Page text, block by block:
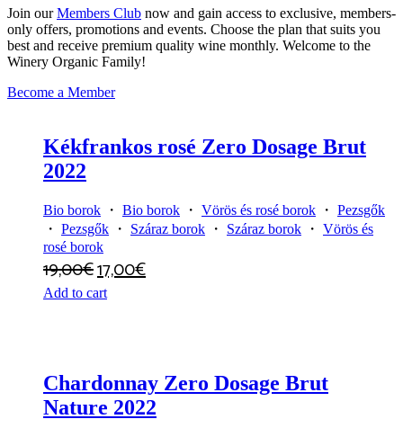
Join ourMembers Club now and gain access to exclusive, members-
only offers, promotions and events. Choose the plan that suits you
best and receive premium quality wine monthly. Welcome to the
Winery Organic Family!
Become a Member
Kékfrankos rosé Zero Dosage Brut
2022
Bio borok ・ Bio borok ・ Vörös és rosé borok ・ Pezsgők
・ Pezsgők ・ Száraz borok ・ Száraz borok ・ Vörös és
rosé borok
19,00€17,00€
Add to cart
Chardonnay Zero Dosage Brut
Nature 2022